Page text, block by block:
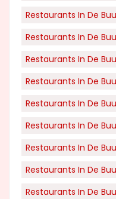
Restaurants In De
Restaurants In De
Restaurants In De
Restaurants In De
Restaurants In De
Restaurants In De
Restaurants In De
Restaurants In De
Restaurants In De